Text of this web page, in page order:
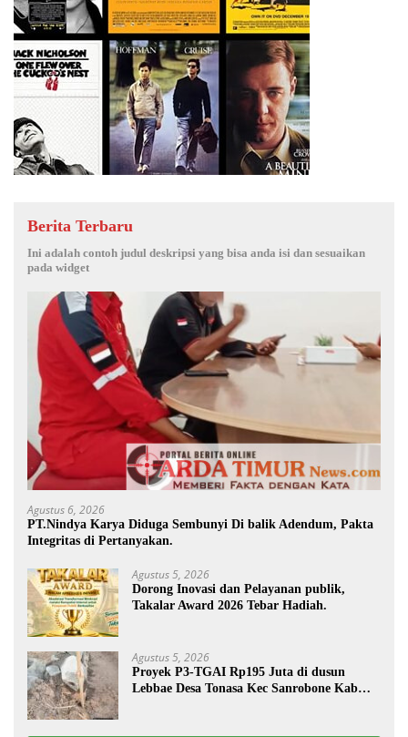
Berita Terbaru
Ini adalah contoh judul deskripsi yang bisa anda isi dan sesuaikan
pada widget
Agustus 6, 2026
PT.Nindya Karya Diduga Sembunyi Di balik Adendum, Pakta
Integritas di Pertanyakan.
Agustus 5, 2026
Dorong Inovasi dan Pelayanan publik,
Takalar Award 2026 Tebar Hadiah.
Agustus 5, 2026
Proyek P3-TGAI Rp195 Juta di dusun
Lebbae Desa Tonasa Kec Sanrobone Kab